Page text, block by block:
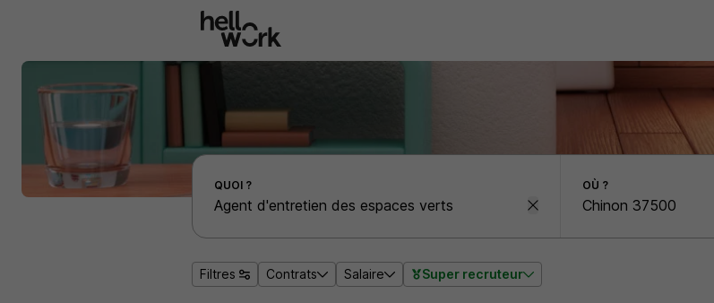
Effectuer une recherche d'emploi par localité
QUOI ? OÙ ?
Filtres Contrats Salaire Super recruteur